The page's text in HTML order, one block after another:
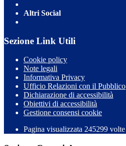
Altri Social
Sezione Link Utili
Cookie policy
Note legali
Informativa Privacy
Ufficio Relazioni con il Pubblico
Dichiarazione di accessibilità
Obiettivi di accessibilità
Gestione consensi cookie
Pagina visualizzata 245299 volte